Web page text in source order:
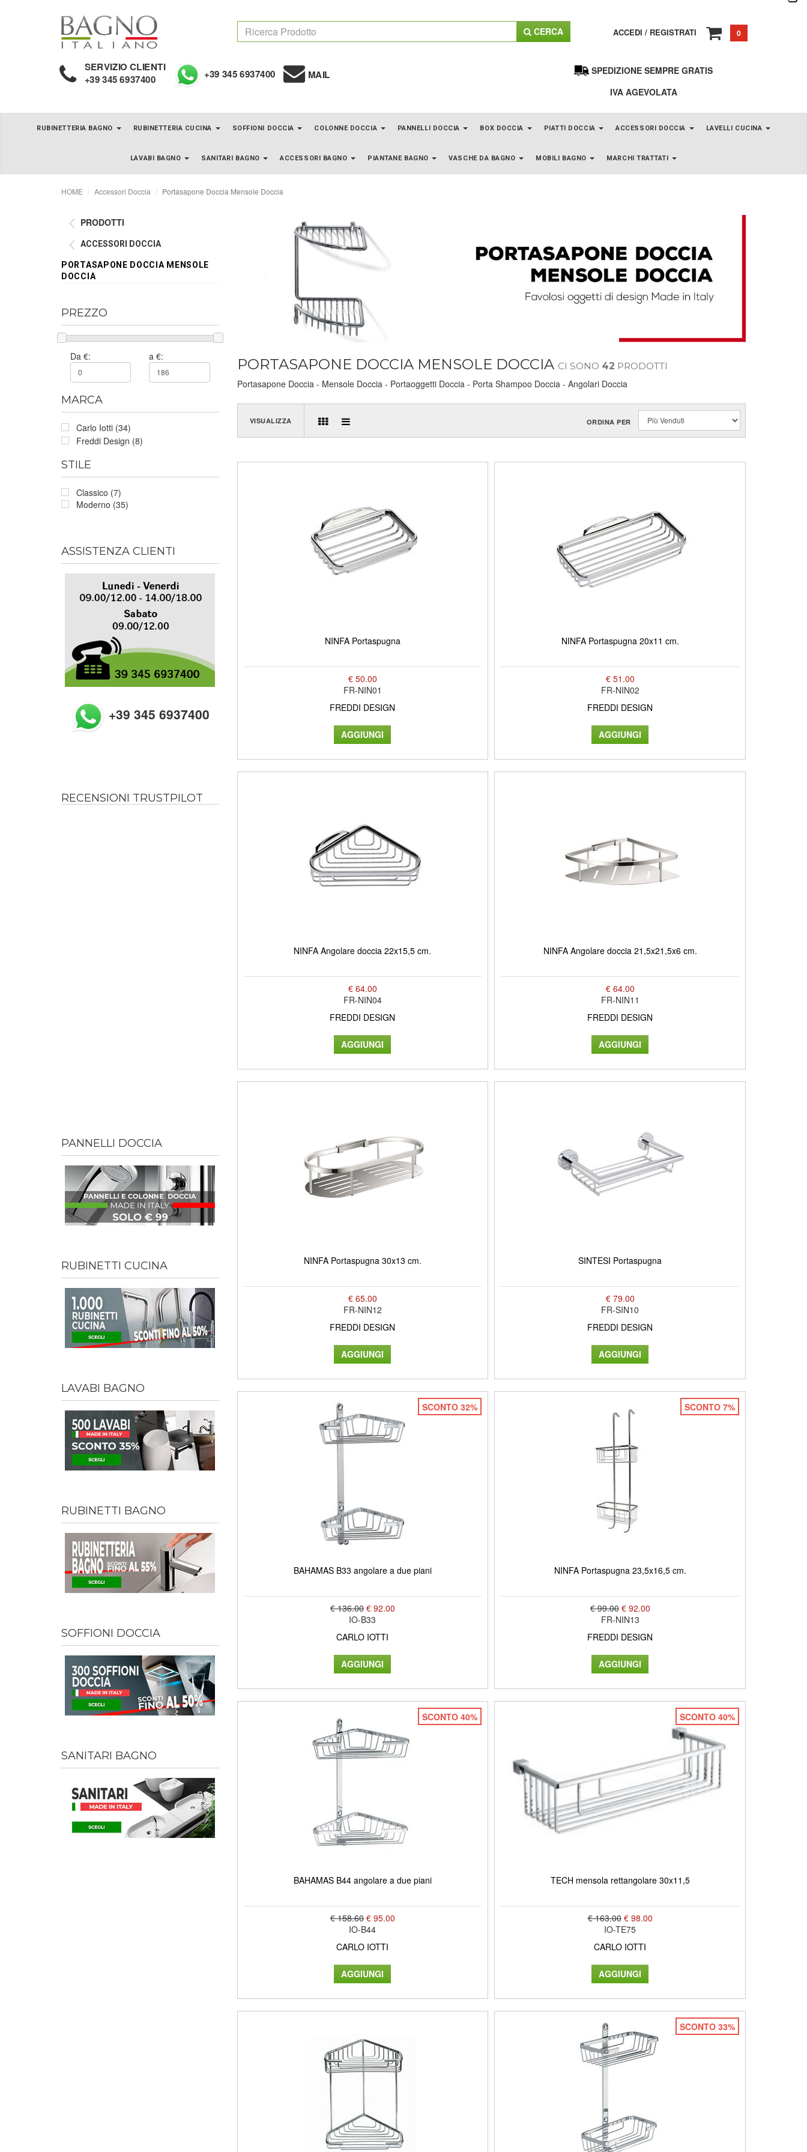
CERCA ACCEDI / REGISTRATI 0
SERVIZIO CLIENTI
+39 345 6937400 +39 345 6937400 MAIL
SPEDIZIONE SEMPRE GRATIS
IVA AGEVOLATA
RUBINETTERIA BAGNO RUBINETTERIA CUCINA SOFFIONI DOCCIA COLONNE DOCCIA PANNELLI DOCCIA BOX DOCCIA PIATTI DOCCIA ACCESSORI DOCCIA LAVELLI CUCINA
LAVABI BAGNO SANITARI BAGNO ACCESSORI BAGNO PIANTANE BAGNO VASCHE DA BAGNO MOBILI BAGNO MARCHI TRATTATI
HOME Accessori Doccia Portasapone Doccia Mensole Doccia
PRODOTTI
ACCESSORI DOCCIA
PORTASAPONE DOCCIA MENSOLE
DOCCIA
PREZZO
Da €: a €:
MARCA
Carlo Iotti (34)
Freddi Design (8)
STILE
Classico (7)
Moderno (35)
ASSISTENZA CLIENTI
+39 345 6937400
RECENSIONI TRUSTPILOT
PANNELLI DOCCIA
RUBINETTI CUCINA
LAVABI BAGNO
RUBINETTI BAGNO
SOFFIONI DOCCIA
SANITARI BAGNO
PORTASAPONE DOCCIA MENSOLE DOCCIA CI SONO 42 PRODOTTI
Portasapone Doccia - Mensole Doccia - Portaoggetti Doccia - Porta Shampoo Doccia - Angolari Doccia
VISUALIZZA ORDINA PER
NINFA Portaspugna
€ 50.00
FR-NIN01
FREDDI DESIGN
NINFA Portaspugna 20x11 cm.
€ 51.00
FR-NIN02
FREDDI DESIGN
NINFA Angolare doccia 22x15,5 cm.
€ 64.00
FR-NIN04
FREDDI DESIGN
NINFA Angolare doccia 21,5x21,5x6 cm.
€ 64.00
FR-NIN11
FREDDI DESIGN
NINFA Portaspugna 30x13 cm.
€ 65.00
FR-NIN12
FREDDI DESIGN
SINTESI Portaspugna
€ 79.00
FR-SIN10
FREDDI DESIGN
SCONTO 32%
BAHAMAS B33 angolare a due piani
€ 136.00 € 92.00
IO-B33
CARLO IOTTI
SCONTO 7%
NINFA Portaspugna 23,5x16,5 cm.
€ 99.00 € 92.00
FR-NIN13
FREDDI DESIGN
SCONTO 40%
BAHAMAS B44 angolare a due piani
€ 158.60 € 95.00
IO-B44
CARLO IOTTI
SCONTO 40%
TECH mensola rettangolare 30x11,5
€ 163.00 € 98.00
IO-TE75
CARLO IOTTI
SCONTO 33%